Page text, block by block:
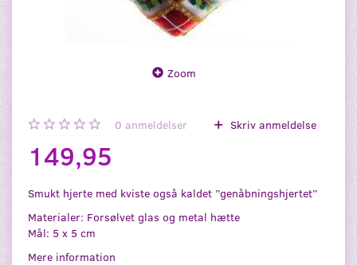
Zoom
0 anmeldelser Skriv anmeldelse
149,95
Smukt hjerte med kviste også kaldet ”genåbningshjertet”
Materialer: Forsølvet glas og metal hætte
Mål: 5 x 5 cm
Mere information